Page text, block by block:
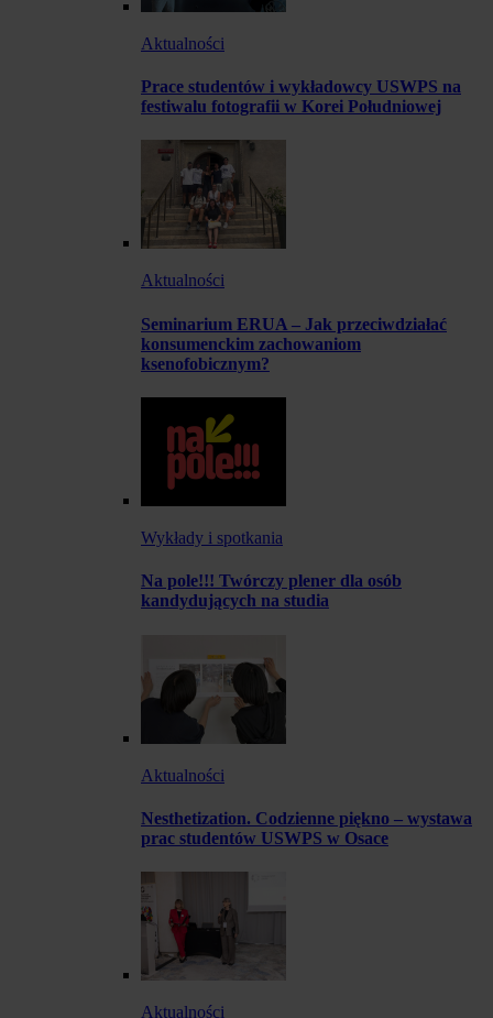
Aktualności
Prace studentów i wykładowcy USWPS na
festiwalu fotografii w Korei Południowej
Aktualności
Seminarium ERUA – Jak przeciwdziałać
konsumenckim zachowaniom
ksenofobicznym?
Wykłady i spotkania
Na pole!!! Twórczy plener dla osób
kandydujących na studia
Aktualności
Nesthetization. Codzienne piękno – wystawa
prac studentów USWPS w Osace
Aktualności